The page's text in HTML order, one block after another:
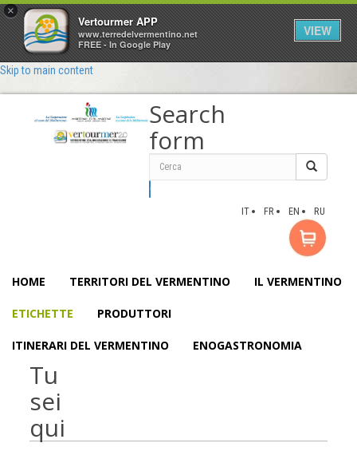
×
Vertourmer APP
www.terredelvermentino.net
FREE - In Google Play
VIEW
Skip to main content
Search
form
Cerca
IT FR EN RU
HOME TERRITORI DEL VERMENTINO IL VERMENTINO
ETICHETTE PRODUTTORI
ITINERARI DEL VERMENTINO ENOGASTRONOMIA
Tu
sei
qui